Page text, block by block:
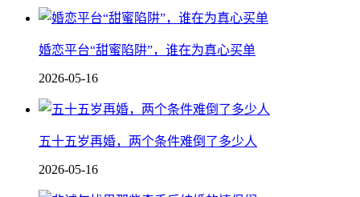
婚恋平台“甜蜜陷阱”，谁在为真心买单
2026-05-16
五十五岁再婚，两个条件难倒了多少人
2026-05-16